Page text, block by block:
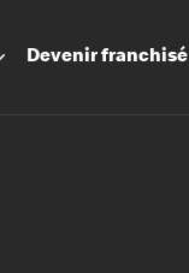
Devenirfranchisé